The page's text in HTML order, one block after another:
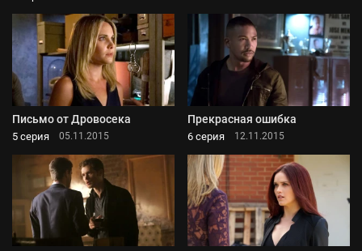
Письмо от Дровосека
5 серия 05.11.2015
Прекрасная ошибка
6 серия 12.11.2015